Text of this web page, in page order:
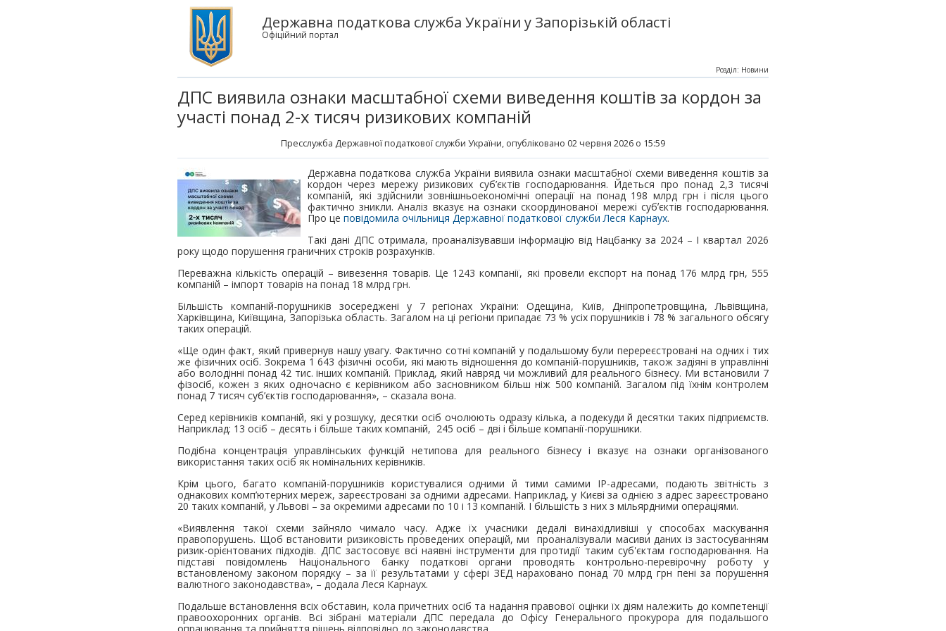
Державна податкова служба України у Запорізькій області
Офіційний портал
ДПС виявила ознаки масштабної схеми виведення коштів за кордон за
участі понад 2-х тисяч ризикових компаній
Пресслужба Державної податкової служби України, опубліковано 02 червня 2026 о 15:59
Розділ: Новини
Державна податкова служба України виявила ознаки масштабної схеми виведення коштів за
кордон через мережу ризикових суб’єктів господарювання. Йдеться про понад 2,3 тисячі
компаній, які здійснили зовнішньоекономічні операції на понад 198 млрд грн і після цього
фактично зникли. Аналіз вказує на ознаки скоординованої мережі субʼєктів господарювання.
Про це повідомила очільниця Державної податкової служби Леся Карнаух.
Такі дані ДПС отримала, проаналізувавши інформацію від Нацбанку за 2024 – І квартал 2026
року щодо порушення граничних строків розрахунків.
Переважна кількість операцій – вивезення товарів. Це 1243 компанії, які провели експорт на понад 176 млрд грн, 555
компаній – імпорт товарів на понад 18 млрд грн.
Більшість компаній-порушників зосереджені у 7 регіонах України: Одещина, Київ, Дніпропетровщина, Львівщина,
Харківщина, Київщина, Запорізька область. Загалом на ці регіони припадає 73 % усіх порушників і 78 % загального обсягу
таких операцій.
«Ще один факт, який привернув нашу увагу. Фактично сотні компаній у подальшому були перереєстровані на одних і тих
же фізичних осіб. Зокрема 1 643 фізичні особи, які мають відношення до компаній-порушників, також задіяні в управлінні
або володінні понад 42 тис. інших компаній. Приклад, який навряд чи можливий для реального бізнесу. Ми встановили 7
фізосіб, кожен з яких одночасно є керівником або засновником більш ніж 500 компаній. Загалом під їхнім контролем
понад 7 тисяч суб’єктів господарювання», – сказала вона.
Серед керівників компаній, які у розшуку, десятки осіб очолюють одразу кілька, а подекуди й десятки таких підприємств.
Наприклад: 13 осіб – десять і більше таких компаній, 245 осіб – дві і більше компанії-порушники.
Подібна концентрація управлінських функцій нетипова для реального бізнесу і вказує на ознаки організованого
використання таких осіб як номінальних керівників.
Крім цього, багато компаній-порушників користувалися одними й тими самими ІР-адресами, подають звітність з
однакових комп’ютерних мереж, зареєстровані за одними адресами. Наприклад, у Києві за однією з адрес зареєстровано
20 таких компаній, у Львові – за окремими адресами по 10 і 13 компаній. І більшість з них з мільярдними операціями.
«Виявлення такої схеми зайняло чимало часу. Адже їх учасники дедалі винахідливіші у способах маскування
правопорушень. Щоб встановити ризиковість проведених операцій, ми проаналізували масиви даних із застосуванням
ризик-орієнтованих підходів. ДПС застосовує всі наявні інструменти для протидії таким суб'єктам господарювання. На
підставі повідомлень Національного банку податкові органи проводять контрольно-перевірочну роботу у
встановленому законом порядку – за її результатами у сфері ЗЕД нараховано понад 70 млрд грн пені за порушення
валютного законодавства», – додала Леся Карнаух.
Подальше встановлення всіх обставин, кола причетних осіб та надання правової оцінки їх діям належить до компетенції
правоохоронних органів. Всі зібрані матеріали ДПС передала до Офісу Генерального прокурора для подальшого